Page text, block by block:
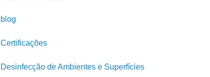
blog
Certificações
Desinfecção de Ambientes e Superfícies